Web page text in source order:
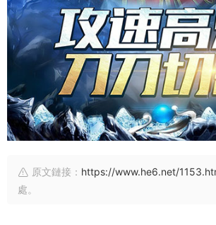
原文鏈接： https://www.he6.net/
處。